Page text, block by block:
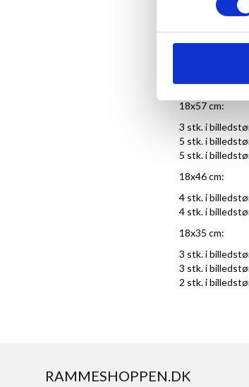
Rammer med
Rammerne
18x57 cm:
3 stk. i
5 stk. i
5 stk. i
18x46 cm:
4 stk. i
4 stk. i
18x35 cm:
3 stk. i
3 stk. i
2 stk. i
RAMMESHOPPEN.DK